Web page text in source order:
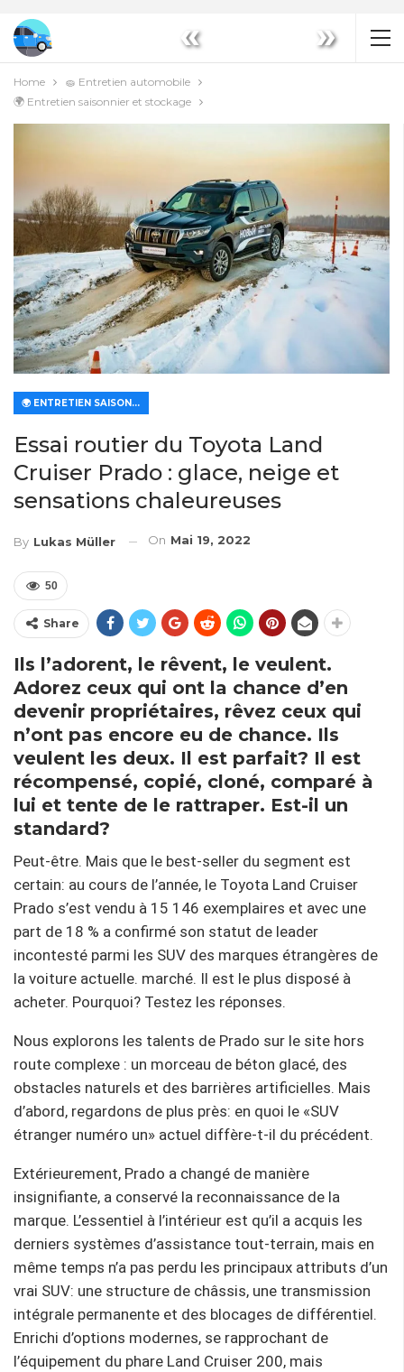
« »
Home
🧽 Entretien automobile
🌍 Entretien saisonnier et stockage
🌍 ENTRETIEN SAISONNIER ET STOCKAGE
Essai routier du Toyota Land
Cruiser Prado : glace, neige et
sensations chaleureuses
By Lukas Müller On Mai 19, 2022
50
Share
Ils l’adorent, le rêvent, le veulent.
Adorez ceux qui ont la chance d’en
devenir propriétaires, rêvez ceux qui
n’ont pas encore eu de chance. Ils
veulent les deux. Il est parfait? Il est
récompensé, copié, cloné, comparé à
lui et tente de le rattraper. Est-il un
standard?
Peut-être. Mais que le best-seller du segment est
certain: au cours de l’année, le Toyota Land Cruiser
Prado s’est vendu à 15 146 exemplaires et avec une
part de 18 % a confirmé son statut de leader
incontesté parmi les SUV des marques étrangères de
la voiture actuelle. marché. Il est le plus disposé à
acheter. Pourquoi? Testez les réponses.
Nous explorons les talents de Prado sur le site hors
route complexe : un morceau de béton glacé, des
obstacles naturels et des barrières artificielles. Mais
d’abord, regardons de plus près: en quoi le «SUV
étranger numéro un» actuel diffère-t-il du précédent.
Extérieurement, Prado a changé de manière
insignifiante, a conservé la reconnaissance de la
marque. L’essentiel à l’intérieur est qu’il a acquis les
derniers systèmes d’assistance tout-terrain, mais en
même temps n’a pas perdu les principaux attributs d’un
vrai SUV: une structure de châssis, une transmission
intégrale permanente et des blocages de différentiel.
Enrichi d’options modernes, se rapprochant de
l’équipement du phare Land Cruiser 200, mais